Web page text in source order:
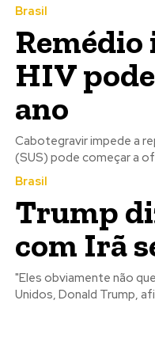
Brasil
HIV
ano
Cabotegravir impede a
(SUS) pode começar a
Brasil
Trump
com Irã
"Eles obviamente não
Unidos, Donald Trump,